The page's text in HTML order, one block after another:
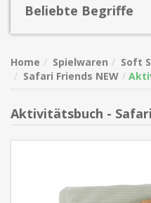
Beliebte Begriffe
Home Spielwaren
Soft
Safari Friends NEW
Aktivitätsbuch -